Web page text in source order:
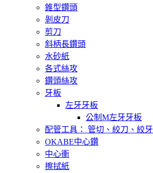
錐型鑽頭
剝皮刀
剪刀
斜柄長鑽頭
水砂紙
各式絲攻
鑽頭絲攻
牙板
左牙牙板
公制M左牙牙板
配管工具： 管切、絞刀、絞牙
OKABE中心鑽
中心衝
擦拭紙